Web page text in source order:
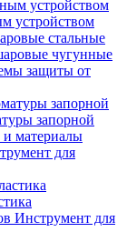
устройством
стальные
чугунные
защиты от
запорной
и материалы
для
Инструмент для